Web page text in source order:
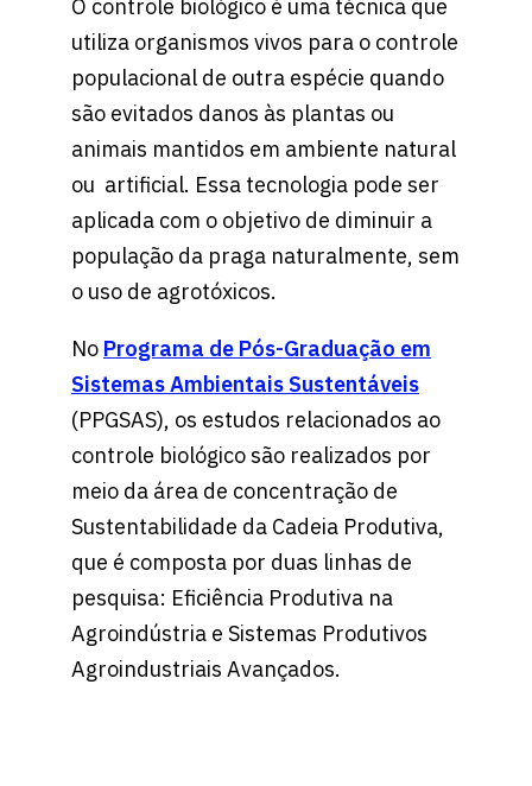
O controle biológico é uma técnica que
utiliza organismos vivos para o controle
populacional de outra espécie quando
são evitados danos às plantas ou
animais mantidos em ambiente natural
ou artificial. Essa tecnologia pode ser
aplicada com o objetivo de diminuir a
população da praga naturalmente, sem
o uso de agrotóxicos.
No Programa de Pós-Graduação em
Sistemas Ambientais Sustentáveis
(PPGSAS), os estudos relacionados ao
controle biológico são realizados por
meio da área de concentração de
Sustentabilidade da Cadeia Produtiva,
que é composta por duas linhas de
pesquisa: Eficiência Produtiva na
Agroindústria e Sistemas Produtivos
Agroindustriais Avançados.